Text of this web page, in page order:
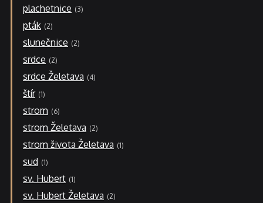
plachetnice 3
pták 2
slunečnice 2
srdce 2
srdce Želetava 4
štír 1
strom 6
strom Želetava 2
strom života Želetava 1
sud 1
sv. Hubert 1
sv. Hubert Želetava 2